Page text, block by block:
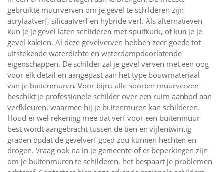
gebruikte muurverven om je gevel te schilderen zijn
acrylaatverf, silicaatverf en hybride verf. Als alternatieven
kun je je gevel laten schilderen met spuitkurk, of kun je je
gevel kaleien. Al deze gevelverven hebben zeer goede tot
uitstekende waterdichte en waterdampdoorlatende
eigenschappen. De schilder zal je gevel verven met een oog
voor elk detail en aangepast aan het type bouwmateriaal
van je buitenmuren. Voor bijna alle soorten muurverven
beschikt je professionele schilder over een ruim aanbod aan
verfkleuren, waarmee hij je buitenmuren kan schilderen.
Houd er wel rekening mee dat verf voor een buitenmuur
best wordt aangebracht tussen de tien en vijfentwintig
graden opdat de gevelverf goed zou kunnen hechten en
drogen. Vraag ook na in je gemeente of er beperkingen zijn
om je buitenmuren te schilderen, het bespaart je problemen